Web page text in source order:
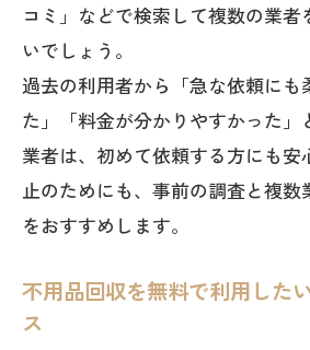
コミ」などで検索して複数の業
いでしょう。
過去の利用者から「急な依頼にも
た」「料金が分かりやすかった」
業者は、初めて依頼する方にも
止のためにも、事前の調査と複数
をおすすめします。
不用品回収を無料で利用した
ス